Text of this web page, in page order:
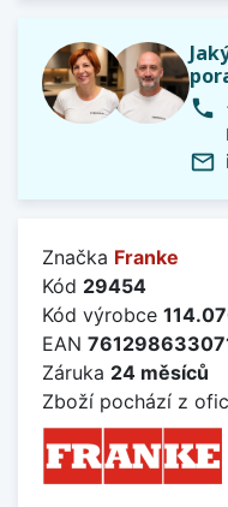
phone
mail_outline
Značka Franke
Kód 29454
Kód výrobce
EAN
Záruka 24 měsíců
Zboží pochází z